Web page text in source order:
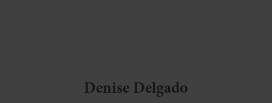
Denise Delgado